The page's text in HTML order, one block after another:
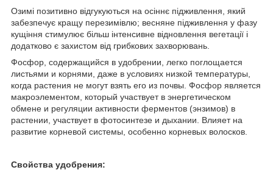
Озимі позитивно відгукуються на осіннє підживлення, який
забезпечує кращу перезимівлю; весняне підживлення у фазу
кущіння стимулює більш інтенсивне відновлення вегетації і
додатково є захистом від грибкових захворювань.
Фосфор, содержащийся в удобрении, легко поглощается
листьями и корнями, даже в условиях низкой температуры,
когда растения не могут взять его из почвы. Фосфор является
макроэлементом, который участвует в энергетическом
обмене и регуляции активности ферментов (энзимов) в
растении, участвует в фотосинтезе и дыхании. Влияет на
развитие корневой системы, особенно корневых волосков.
Свойства удобрения: